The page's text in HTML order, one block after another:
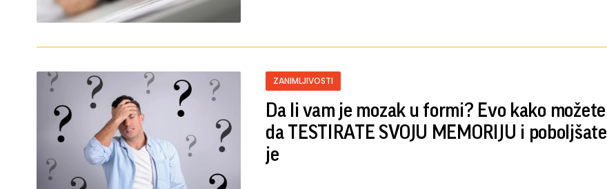
ZANIMLJIVOSTI
Da li vam je mozak u formi? Evo kako možete
da TESTIRATE SVOJU MEMORIJU i poboljšate
je